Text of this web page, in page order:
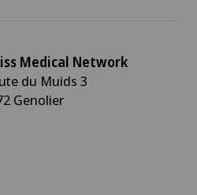
crociato
rotatori
Medical Network
du Muids 3
Genolier